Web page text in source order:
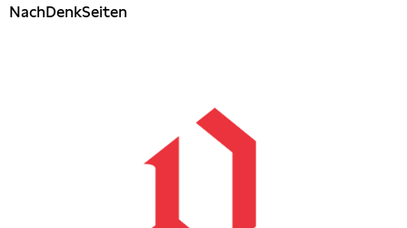
NachDenkSeiten